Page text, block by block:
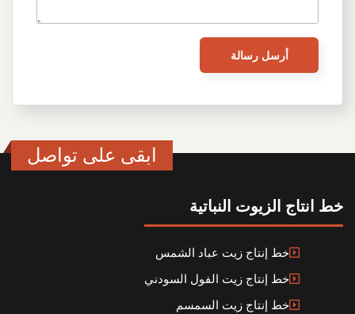
ابقى على تواصل
خط انتاج الزيوت النباتية
خط إنتاج زيت عباد الشمس
خط إنتاج زيت الفول السودني
خط إنتاج زيت السمسم